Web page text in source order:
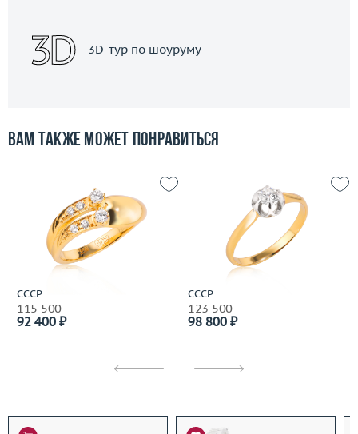
3D-тур по шоуруму
Вам также может понравиться
СССР
115 500
92 400 ₽
СССР
123 500
98 800 ₽